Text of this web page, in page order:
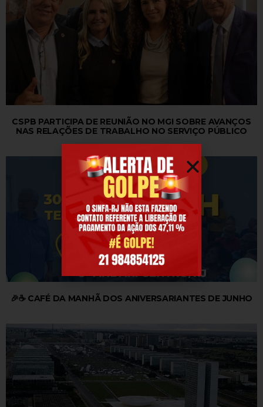
CSPB PARTICIPA DE REUNIÃO NO MGI SOBRE AVANÇOS
NAS RELAÇÕES DE TRABALHO NO SERVIÇO PÚBLICO
🎉☕ CAFÉ DA MANHÃ DOS ANIVERSARIANTES DE JUNHO